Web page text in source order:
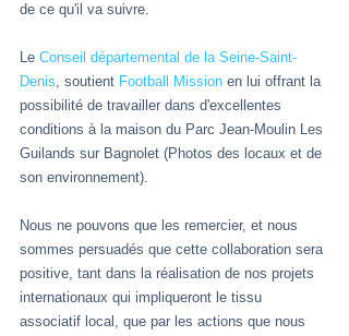
de ce qu'il va suivre.
Le Conseil départemental de la Seine-Saint-
Denis, soutient Football Mission en lui offrant la
possibilité de travailler dans d'excellentes
conditions à la maison du Parc Jean-Moulin Les
Guilands sur Bagnolet (Photos des locaux et de
son environnement).
Nous ne pouvons que les remercier, et nous
sommes persuadés que cette collaboration sera
positive, tant dans la réalisation de nos projets
internationaux qui impliqueront le tissu
associatif local, que par les actions que nous